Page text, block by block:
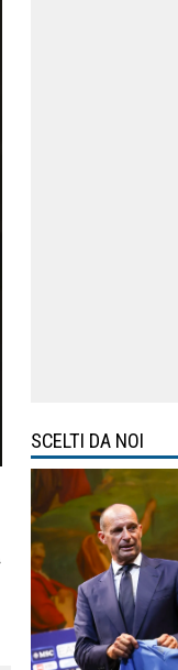
SCELTI DA NOI